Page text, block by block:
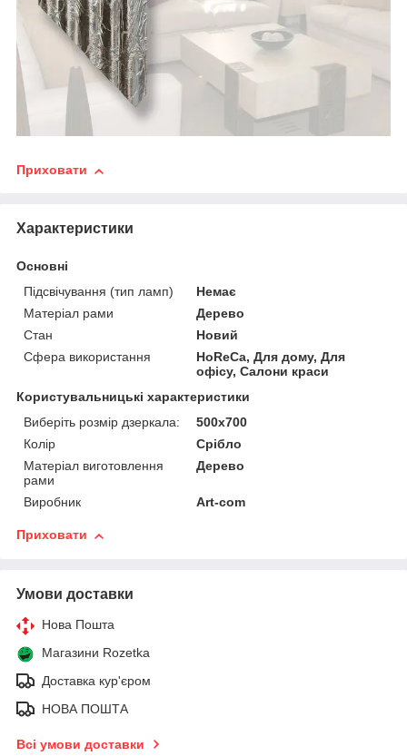
Приховати
Характеристики
Основні
Підсвічування (тип ламп)
Немає
Матеріал рами
Дерево
Стан
Новий
Сфера використання
HoReCa, Для дому, Для
офісу, Салони краси
Користувальницькі характеристики
Виберіть розмір дзеркала:
500х700
Колір
Срібло
Матеріал виготовлення
рами
Дерево
Виробник Art-com
Приховати
Умови доставки
Нова Пошта
Магазини Rozetka
Доставка кур'єром
НОВА ПОШТА
Всі умови доставки